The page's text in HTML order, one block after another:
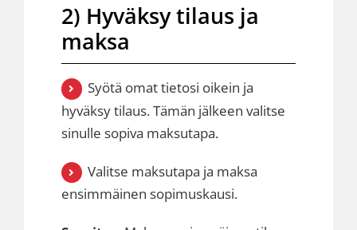
2) Hyväksy tilaus ja
maksa
Syötä omat tietosi oikein ja
hyväksy tilaus. Tämän jälkeen valitse
sinulle sopiva maksutapa.
Valitse maksutapa ja maksa
ensimmäinen sopimuskausi.